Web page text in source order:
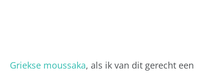
Griekse moussaka, als ik van dit gerecht een